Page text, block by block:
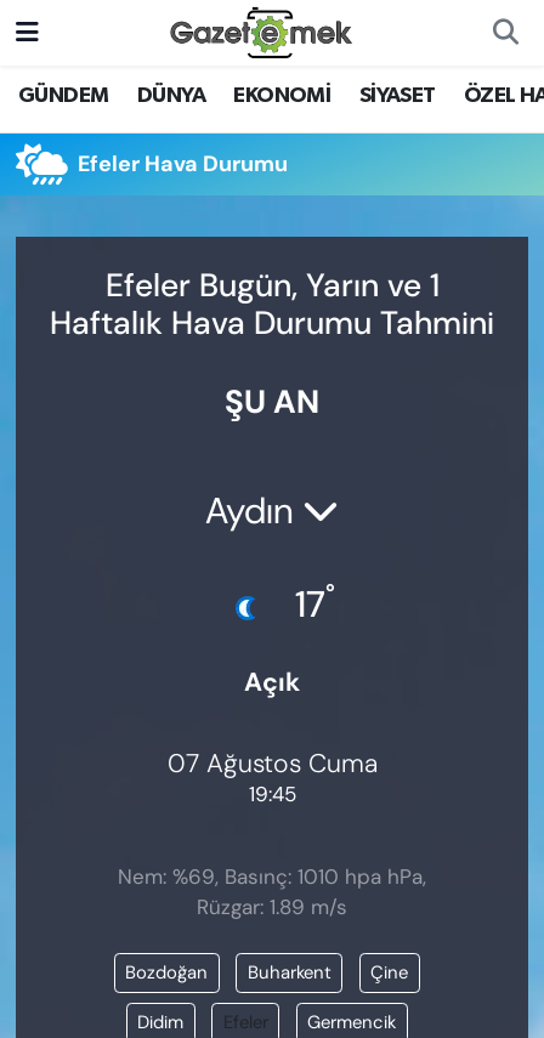
GÜNDEM DÜNYA EKONOMİ SİYASET ÖZEL
Efeler Hava Durumu
Efeler Bugün, Yarın ve 1
Haftalık Hava Durumu Tahmini
ŞU AN
Aydın
17°
Açık
07 Ağustos Cuma
19:45
Nem: %69, Basınç: 1010 hpa hPa,
Rüzgar: 1.89 m/s
Bozdoğan Buharkent Çine
Didim Efeler Germencik
DÜNYA
EKONOMİ
YENİ MEDYADA EMEK
GAZETECİLİĞİNİ GELİŞTİRMEK
ÖZEL HABER
SİYASET
Nöbetçi Eczaneler
Hava Durumu
Trafik Durumu
Süper Lig Puan Durumu ve Fikstür